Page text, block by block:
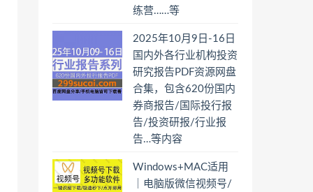
练营……等
2025年10月9日-16日
国内外各行业机构投资
研究报告PDF资源网盘
合集，包含620份国内
券商报告/国际投行报
告/投资研报/行业报
告…等内容
Windows+MAC适用
｜电脑版微信视频号/